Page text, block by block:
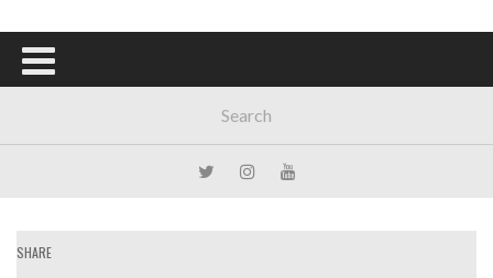
SHARE